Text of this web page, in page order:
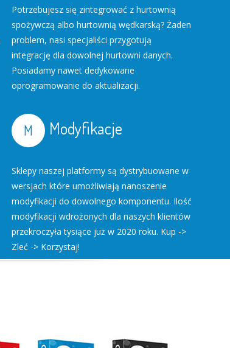
Potrzebujesz się zintegrować z hurtownią
spożywczą albo hurtownią wędkarską? Żaden
problem, nasi specjaliści przygotują
integrację dla dowolnej hurtowni danych.
Posiadamy nawet dedykowane
oprogramowanie do aktualizacji.
Modyfikacje
Sklepy naszej platformy są dystrybuowane w
wersjach które umożliwiają nanoszenie
modyfikacji do dowolnego komponentu. Ilość
modyfikacji wdrożonych dla naszych klientów
przekroczyła tysiące już w 2020 roku. Kup ->
Zleć -> Korzystaj!